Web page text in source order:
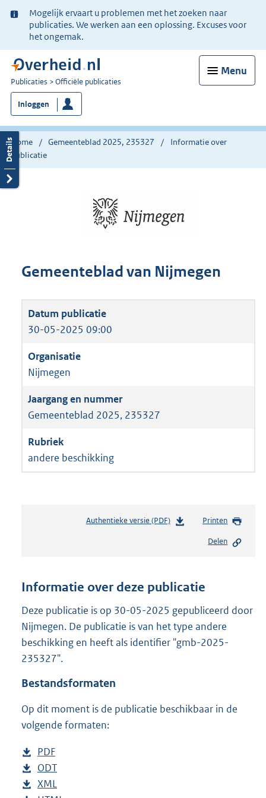
Ter
informatie:
Mogelijk ervaart u problemen met het zoeken naar
publicaties. We werken aan een oplossing. Excuses voor
het ongemak.
Menu
U
bent
nu
hier:
Publicaties Officiële publicaties
Inloggen
Home Gemeenteblad 2025, 235327
Informatie over
publicatie
Gemeenteblad van Nijmegen
30-05-2025 09:00
Nijmegen
Gemeenteblad 2025, 235327
andere beschikking
Authentieke versie (PDF)b
n
s
r
:
Printen
Delen
Informatie over deze publicatie
Deze publicatie is op 30-05-2025 gepubliceerd door
Nijmegen. De publicatie is van het type andere
beschikking en heeft als identifier "gmb-2025-
235327".
Bestandsformaten
Op dit moment is de publicatie beschikbaar in de
volgende formaten:
D
o
w
PDF
e
s
D
o
ODT
D
XML